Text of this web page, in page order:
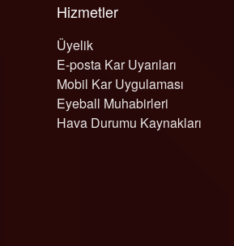
Hizmetler
Üyelik
E-posta Kar Uyarıları
Mobil Kar Uygulaması
Eyeball Muhabirleri
Hava Durumu Kaynakları